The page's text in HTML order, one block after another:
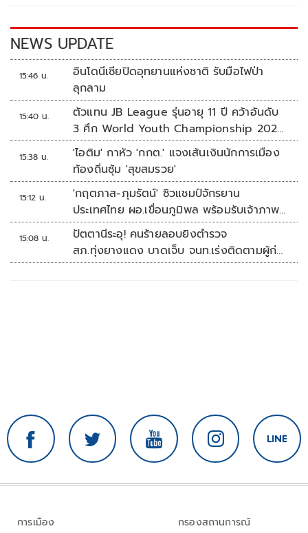
k k
NEWS UPDATE
15:46 น.
อินโดนีเซียปิดอุทยานแห่งชาติ รับมือไฟป่า
ลุกลาม
15:40 น.
ตัวแทน JB League รุ่นอายุ 11 ปี คว้าอันดับ
3 ศึก World Youth Championship 2026
ที่สิงคโปร์
15:38 น.
'ไอติม' กาหัว 'กกต.' แจงเส้นเงินนักการเมือง
ท้องถิ่นซุ้ม 'สุขสมรวย'
15:12 น.
'กฤตภาส-ภุมรัตน์' ซิวแชมป์จักรยาน
ประเทศไทย ผอ.เขื่อนภูมิพล พร้อมรับเจ้าภาพ
ต่อ ปี 2570
15:08 น.
ปัตตานีระอุ! คนร้ายลอบยิงตำรวจ
สภ.ทุ่งยางแดง บาดเจ็บ จนท.เร่งติดตามผู้ก่อ
เหตุ
การเมือง
กรองสถานการณ์